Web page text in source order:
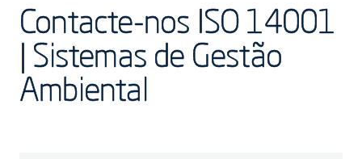
Contacte-nos ISO 14001
| Sistemas de Gestão
Ambiental